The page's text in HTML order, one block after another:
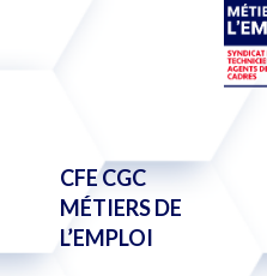
CFE CGC
MÉTIERS DE
L’EMPLOI